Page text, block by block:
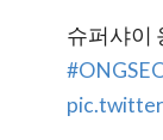
슈퍼샤이